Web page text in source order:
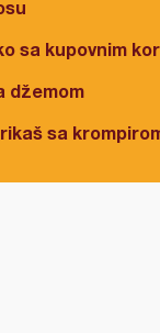
sa kupovnim
džemom
sa